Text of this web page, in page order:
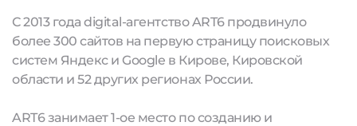
С 2013 года digital-агентство ART6 продвинуло
более 300 сайтов на первую страницу поисковых
систем Яндекс и Google в Кирове, Кировской
области и 52 других регионах России.
ART6 занимает 1-ое место по созданию и